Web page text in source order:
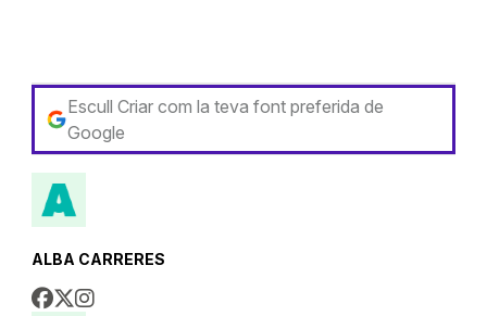
Escull Criar com la teva font preferida de
Google
ALBA CARRERES